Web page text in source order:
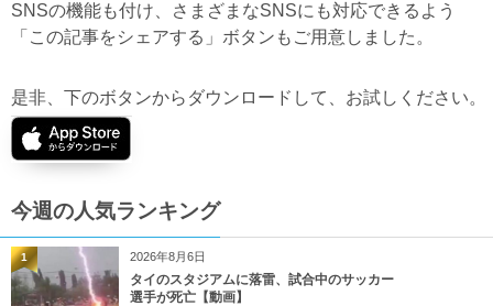
SNSの機能も付け、さまざまなSNSにも対応できるよう
「この記事をシェアする」ボタンもご用意しました。
是非、下のボタンからダウンロードして、お試しください。
今週の人気ランキング
2026年8月6日
タイのスタジアムに落雷、試合中のサッカー
選手が死亡【動画】
1